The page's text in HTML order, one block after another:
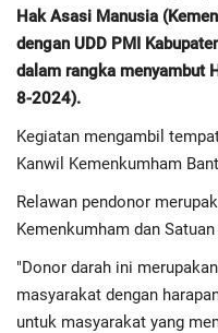
Regional
Pendidikan
Ekonomi
Olahraga
Wisata
Politik
Hak Asasi Manusia
dengan UDD PMI
dalam rangka menyambut
8-2024).
Kegiatan mengambil
Kanwil Kemenkumham
Relawan pendonor
Kemenkumham dan
"Donor darah ini
masyarakat dengan
untuk masyarakat yang